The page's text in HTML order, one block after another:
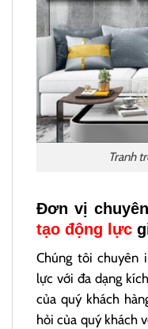
Tranh
Đơn vị
tạo động lực
Chúng tôi chuyên
lực với đa dạng
của quý khách
hỏi của quý khách